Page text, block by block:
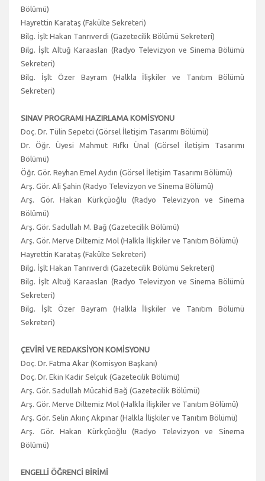
Bölümü)
Hayrettin Karataş (Fakülte Sekreteri)
Bilg. İşlt Hakan Tanrıverdi (Gazetecilik Bölümü Sekreteri)
Bilg. İşlt Altuğ Karaaslan (Radyo Televizyon ve Sinema Bölümü
Sekreteri)
Bilg. İşlt Özer Bayram (Halkla İlişkiler ve Tanıtım Bölümü
Sekreteri)
SINAV PROGRAMI HAZIRLAMA KOMİSYONU
Doç. Dr. Tülin Sepetci (Görsel İletişim Tasarımı Bölümü)
Dr. Öğr. Üyesi Mahmut Rıfkı Ünal (Görsel İletişim Tasarımı
Bölümü)
Öğr. Gör. Reyhan Emel Aydın (Görsel İletişim Tasarımı Bölümü)
Arş. Gör. Ali Şahin (Radyo Televizyon ve Sinema Bölümü)
Arş. Gör. Hakan Kürkçüoğlu (Radyo Televizyon ve Sinema
Bölümü)
Arş. Gör. Sadullah M. Bağ (Gazetecilik Bölümü)
Arş. Gör. Merve Diltemiz Mol (Halkla İlişkiler ve Tanıtım Bölümü)
Hayrettin Karataş (Fakülte Sekreteri)
Bilg. İşlt Hakan Tanrıverdi (Gazetecilik Bölümü Sekreteri)
Bilg. İşlt Altuğ Karaaslan (Radyo Televizyon ve Sinema Bölümü
Sekreteri)
Bilg. İşlt Özer Bayram (Halkla İlişkiler ve Tanıtım Bölümü
Sekreteri)
ÇEVİRİ VE REDAKSİYON KOMİSYONU
Doç. Dr. Fatma Akar (Komisyon Başkanı)
Doç. Dr. Ekin Kadir Selçuk (Gazetecilik Bölümü)
Arş. Gör. Sadullah Mücahid Bağ (Gazetecilik Bölümü)
Arş. Gör. Merve Diltemiz Mol (Halkla İlişkiler ve Tanıtım Bölümü)
Arş. Gör. Selin Akınç Akpınar (Halkla İlişkiler ve Tanıtım Bölümü)
Arş. Gör. Hakan Kürkçüoğlu (Radyo Televizyon ve Sinema
Bölümü)
ENGELLİ ÖĞRENCİ BİRİMİ